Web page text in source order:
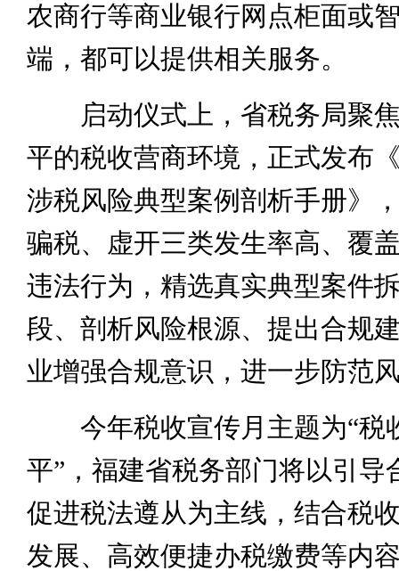
农商行等商业银行网点柜面或
端，都可以提供相关服务。
启动仪式上，省税务局聚焦
平的税收营商环境，正式发布
涉税风险典型案例剖析手册》
骗税、虚开三类发生率高、覆
违法行为，精选真实典型案件
段、剖析风险根源、提出合规
业增强合规意识，进一步防范
今年税收宣传月主题为“税
平”，福建省税务部门将以引导
促进税法遵从为主线，结合税
发展、高效便捷办税缴费等内